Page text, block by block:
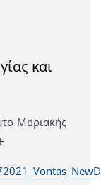
και
Μοριακής